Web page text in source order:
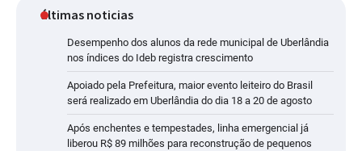
últimas noticias
Desempenho dos alunos da rede municipal de Uberlândia
nos índices do Ideb registra crescimento
Apoiado pela Prefeitura, maior evento leiteiro do Brasil
será realizado em Uberlândia do dia 18 a 20 de agosto
Após enchentes e tempestades, linha emergencial já
liberou R$ 89 milhões para reconstrução de pequenos